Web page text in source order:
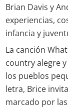
Brian Davis y
experiencias,
infancia y
La canción
country alegre
los pueblos
letra, Brice
marcado por